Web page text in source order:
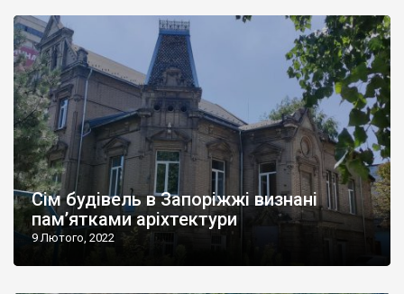
Сім будівель в Запоріжжі визнані
пам’ятками аріхтектури
9 Лютого, 2022